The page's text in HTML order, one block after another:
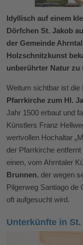
Idyllisch auf einem
Dörfchen St. Jakob
der Gemeinde
Holzschnitzkunst
unberührter Natur zu
Weitum sichtbar ist
Pfarrkirche zum Hl.
Jahr 1500 erbaut und
Künstlers Franz
wertvollen Hochaltar
der Pfarrkirche
einen, vom Ahrntaler
Brunnen, der wegen
Pilgerweg Santiago de
oft aufgesucht wird.
Unterkünfte in